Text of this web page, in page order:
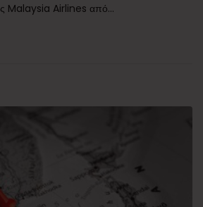
Malaysia Airlines από...